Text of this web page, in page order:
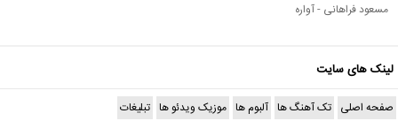
مسعود فراهانی - آواره
لینک های سایت
صفحه اصلی تک آهنگ ها آلبوم ها موزیک ویدئو ها تبلیغات